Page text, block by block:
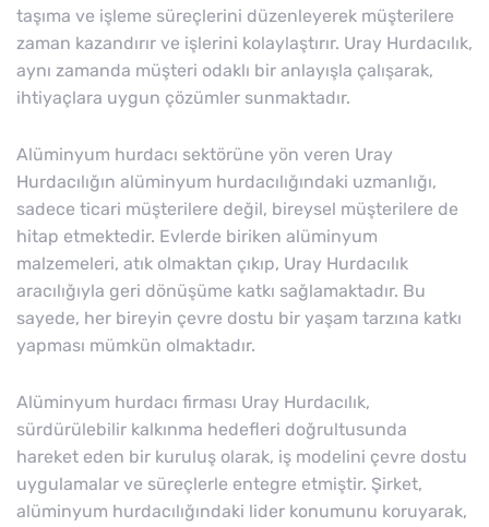
taşıma ve işleme süreçlerini düzenleyerek müşterilere
zaman kazandırır ve işlerini kolaylaştırır. Uray Hurdacılık,
aynı zamanda müşteri odaklı bir anlayışla çalışarak,
ihtiyaçlara uygun çözümler sunmaktadır.
Alüminyum hurdacı sektörüne yön veren Uray
Hurdacılığın alüminyum hurdacılığındaki uzmanlığı,
sadece ticari müşterilere değil, bireysel müşterilere de
hitap etmektedir. Evlerde biriken alüminyum
malzemeleri, atık olmaktan çıkıp, Uray Hurdacılık
aracılığıyla geri dönüşüme katkı sağlamaktadır. Bu
sayede, her bireyin çevre dostu bir yaşam tarzına katkı
yapması mümkün olmaktadır.
Alüminyum hurdacı firması Uray Hurdacılık,
sürdürülebilir kalkınma hedefleri doğrultusunda
hareket eden bir kuruluş olarak, iş modelini çevre dostu
uygulamalar ve süreçlerle entegre etmiştir. Şirket,
alüminyum hurdacılığındaki lider konumunu koruyarak,